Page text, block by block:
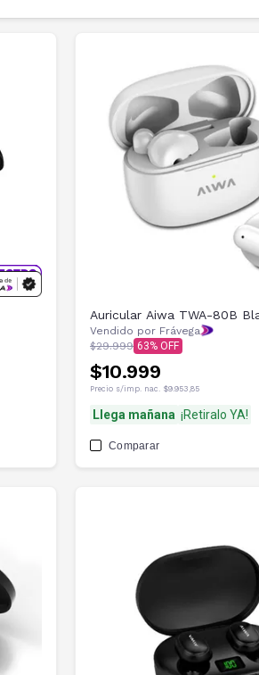
Auricular Aiwa TWA-80B
Vendido por Frávega
$29.999 63
$10.999
Precio s/imp. nac. $9.953,85
Llega mañana ¡Retiralo YA!
Comparar